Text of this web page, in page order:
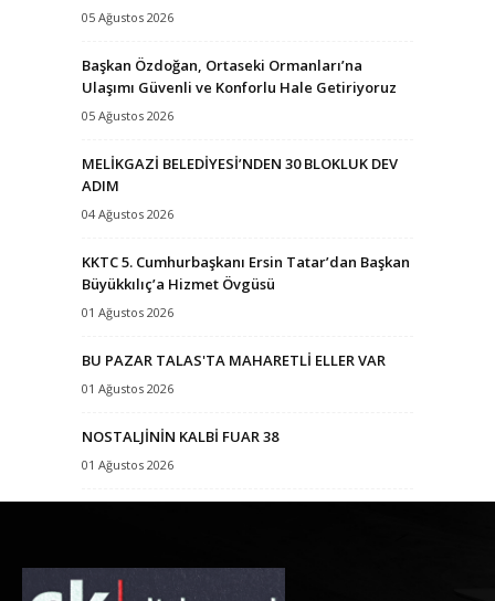
05 Ağustos 2026
Başkan Özdoğan, Ortaseki Ormanları’na
Ulaşımı Güvenli ve Konforlu Hale Getiriyoruz
05 Ağustos 2026
MELİKGAZİ BELEDİYESİ’NDEN 30 BLOKLUK DEV
ADIM
04 Ağustos 2026
KKTC 5. Cumhurbaşkanı Ersin Tatar’dan Başkan
Büyükkılıç’a Hizmet Övgüsü
01 Ağustos 2026
BU PAZAR TALAS'TA MAHARETLİ ELLER VAR
01 Ağustos 2026
NOSTALJİNİN KALBİ FUAR 38
01 Ağustos 2026